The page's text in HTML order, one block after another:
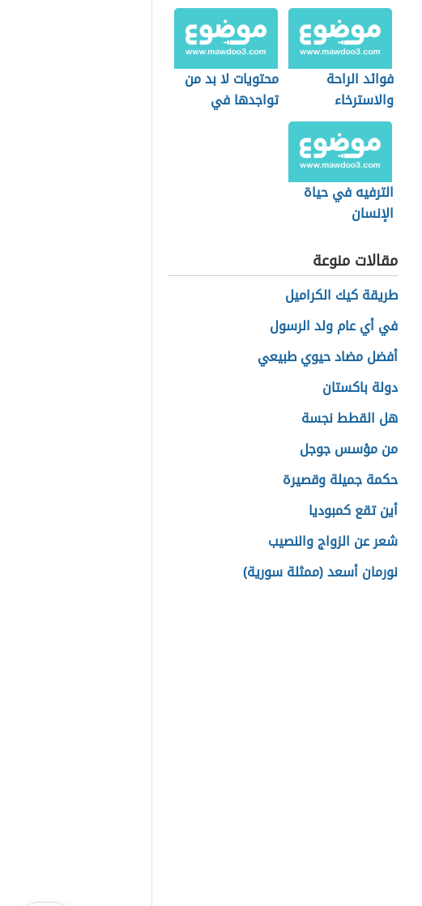
فوائد الراحة
والاسترخاء
محتويات لا بد من
تواجدها في
الترفيه في حياة
الإنسان
مقالات منوعة
طريقة كيك الكراميل
في أي عام ولد الرسول
أفضل مضاد حيوي طبيعي
دولة باكستان
هل القطط نجسة
من مؤسس جوجل
حكمة جميلة وقصيرة
أين تقع كمبوديا
شعر عن الزواج والنصيب
نورمان أسعد (ممثلة سورية)